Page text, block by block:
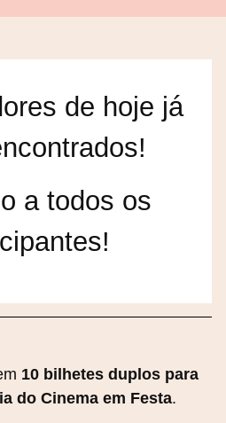
de hoje já
a todos os
10 bilhetes duplos para
do Cinema em Festa.